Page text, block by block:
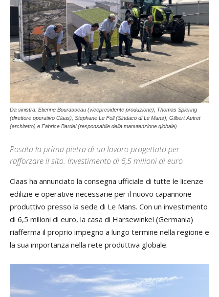
Da sinistra: Etienne Bourasseau (vicepresidente produzione), Thomas Spiering
(direttore operativo Claas), Stephane Le Foll (Sindaco di Le Mans), Gilbert Autret
(architetto) e Fabrice Bardel (responsabile della manutenzione globale)
Posata la prima pietra di un lavoro progettato per
rafforzare il sito. Investimento di 6,5 milioni di euro
Claas ha annunciato la consegna ufficiale di tutte le licenze
edilizie e operative necessarie per il nuovo capannone
produttivo presso la sede di Le Mans. Con un investimento
di 6,5 milioni di euro, la casa di Harsewinkel (Germania)
riafferma il proprio impegno a lungo termine nella regione e
la sua importanza nella rete produttiva globale.